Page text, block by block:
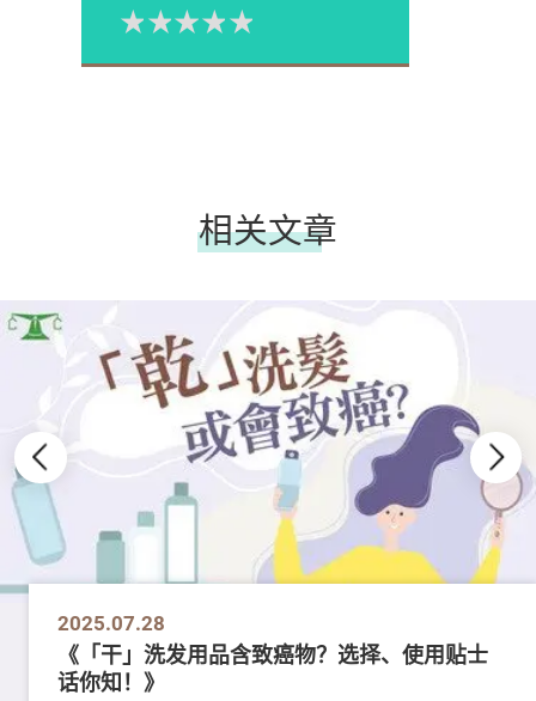
Please rate
4星
3星
2星
1星
相关文章
2025.07.28
《「干」洗发用品含致癌物？选择、使用贴士
话你知！》